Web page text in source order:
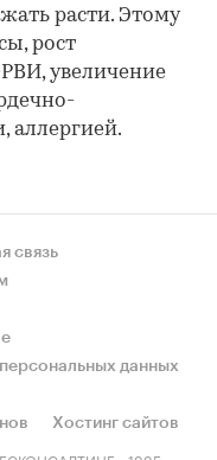
расти. Этому
рост
увеличение
аллергией.
связь
данных
Хостинг сайтов